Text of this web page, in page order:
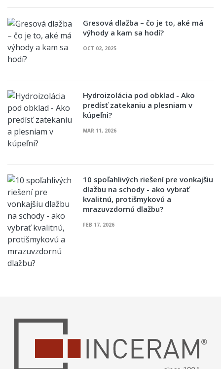
Gresová dlažba – čo je to, aké má
výhody a kam sa hodí?
OCT 02, 2025
Hydroizolácia pod obklad - Ako
predísť zatekaniu a plesniam v
kúpeľni?
MAR 11, 2026
10 spoľahlivých riešení pre vonkajšiu
dlažbu na schody - ako vybrať
kvalitnú, protišmykovú a
mrazuvzdornú dlažbu?
FEB 17, 2026